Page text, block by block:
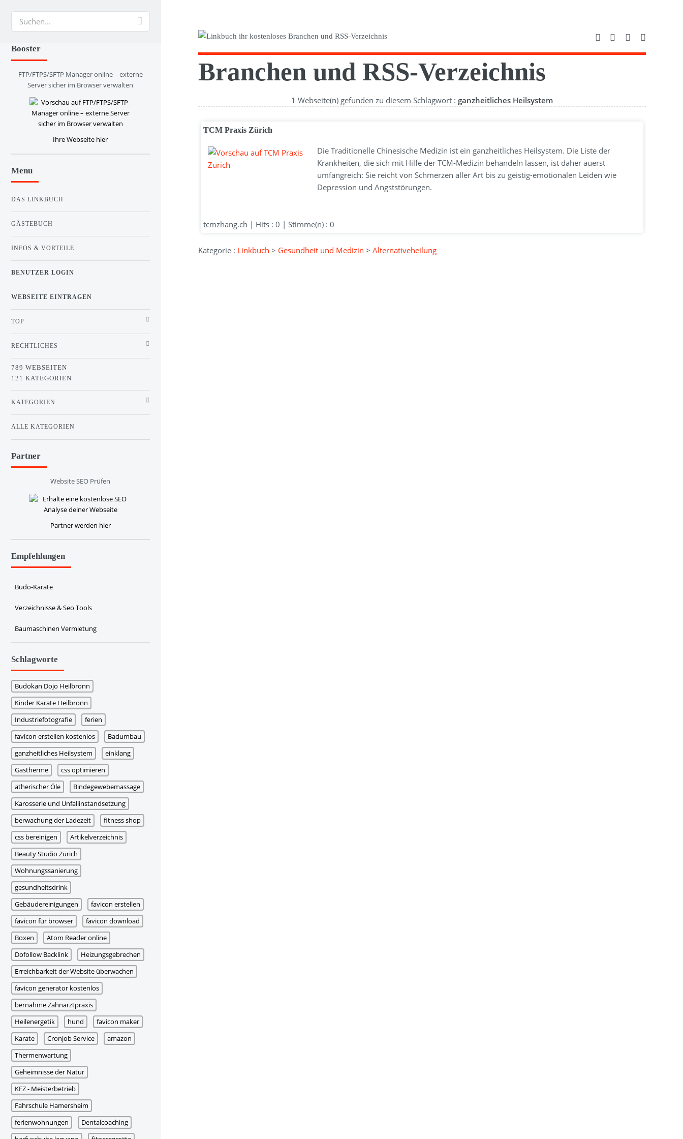
Branchen und RSS-Verzeichnis
1 Webseite(n) gefunden zu diesem Schlagwort : ganzheitliches Heilsystem
TCM Praxis Zürich
Die Traditionelle Chinesische Medizin ist ein ganzheitliches Heilsystem. Die Liste der
Krankheiten, die sich mit Hilfe der TCM-Medizin behandeln lassen, ist daher äuerst
umfangreich: Sie reicht von Schmerzen aller Art bis zu geistig-emotionalen Leiden wie
Depression und Angststörungen.
tcmzhang.ch | Hits : 0 | Stimme(n) : 0
Kategorie : Linkbuch > Gesundheit und Medizin >Alternativeheilung
Booster
FTP/FTPS/SFTP Manager online – externe
Server sicher im Browser verwalten
Ihre Webseite hier
Menu
DAS LINKBUCH
GÄSTEBUCH
INFOS & VORTEILE
BENUTZER LOGIN
WEBSEITE EINTRAGEN
TOP
RECHTLICHES
789 WEBSEITEN
121 KATEGORIEN
KATEGORIEN
ALLE KATEGORIEN
Partner
Website SEO Prüfen
Partner werden hier
Empfehlungen
Budo-Karate
Verzeichnisse & Seo Tools
Baumaschinen Vermietung
Schlagworte
Budokan Dojo Heilbronn
Kinder Karate Heilbronn
Industriefotografie
ferien
favicon erstellen kostenlos
Badumbau
ganzheitliches Heilsystem
einklang
Gastherme
css optimieren
ätherischer Öle
Bindegewebemassage
Karosserie und Unfallinstandsetzung
berwachung der Ladezeit
fitness shop
css bereinigen
Artikelverzeichnis
Beauty Studio Zürich
Wohnungssanierung
gesundheitsdrink
Gebäudereinigungen
favicon erstellen
favicon für browser
favicon download
Boxen
Atom Reader online
Dofollow Backlink
Heizungsgebrechen
Erreichbarkeit der Website überwachen
favicon generator kostenlos
bernahme Zahnarztpraxis
Heilenergetik
hund
favicon maker
Karate
Cronjob Service
amazon
Thermenwartung
Geheimnisse der Natur
KFZ - Meisterbetrieb
Fahrschule Hamersheim
ferienwohnungen
Dentalcoaching